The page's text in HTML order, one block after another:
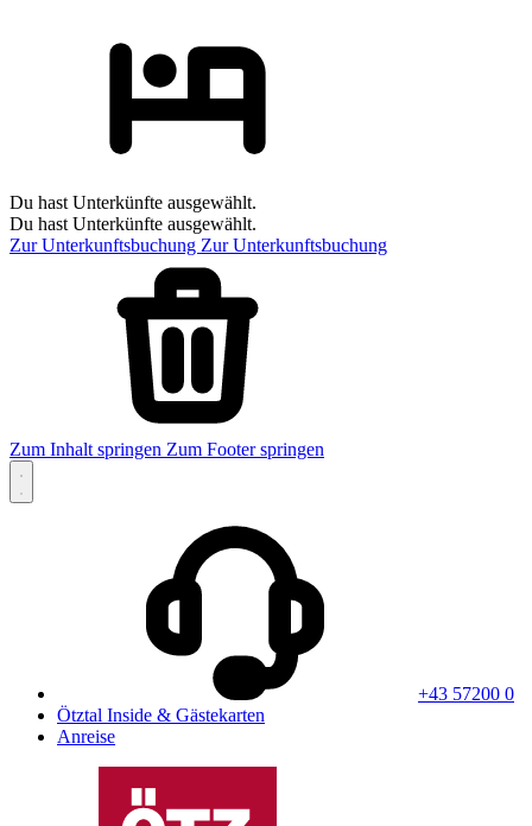
Du hast Unterkünfte ausgewählt.
Du hast Unterkünfte ausgewählt.
Zur Unterkunftsbuchung Zur Unterkunftsbuchung
Zum Inhalt springen Zum Footer springen
+43 57200 0
Ötztal Inside & Gästekarten
Anreise